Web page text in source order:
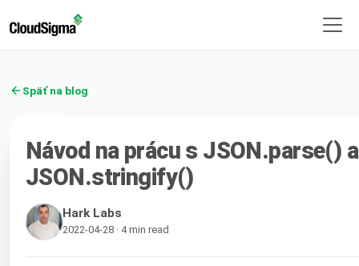
Späť na blog
Návod na prácu s JSON.parse() a
JSON.stringify()
Hark Labs
2022-04-28 · 4 min read